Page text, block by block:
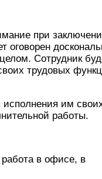
при
оговорен
Сотрудник
трудовых
исполнения им
работы.
в офисе, в